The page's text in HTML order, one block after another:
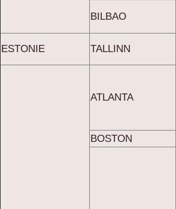
BILBAO
ESTONIE TALLINN
ATLANTA
BOSTON